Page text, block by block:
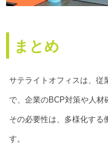
まとめ
サテライトオフィスは、従
で、企業のBCP対策や人材
その必要性は、多様化する
す。